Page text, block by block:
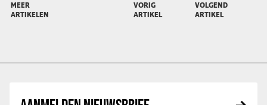
MEER
ARTIKELEN
VORIG
ARTIKEL
VOLGEND
ARTIKEL